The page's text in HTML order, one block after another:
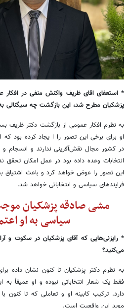
* استعفای اقای ظریف واکنش منفی در افکار
پزشکیان مطرح شد، این بازگشت چه سیگنالی
به نظرم افکار عمومی از بازگشت دکتر ظریف
او برای برخی این تصور را ا یجاد کرده
در کشور مجال نقش‌آفرینی ندارند و انسجام و
انتخابات وعده داده بود در عمل امکان تحقق
این تصور را عوض خواهد کرد و باعث اشتیاق
فرایندهای سیاسی و انتخاباتی خواهد شد.
مشی صادقه پزشکیان
سیاسی به او
* رایزنی‌هایی که آقای پزشکیان در سکوت و
می‌کنید؟
به نظرم دکتر پزشکیان تا کنون نشان داده
فقط یک شعار انتخاباتی نبوده و او عمیقاً به
دارد. ترکیب کابینه او و تعاملی که تا کنون
موید این واقعیت است.